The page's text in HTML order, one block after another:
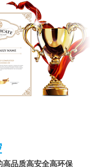
高品质高安全高环保